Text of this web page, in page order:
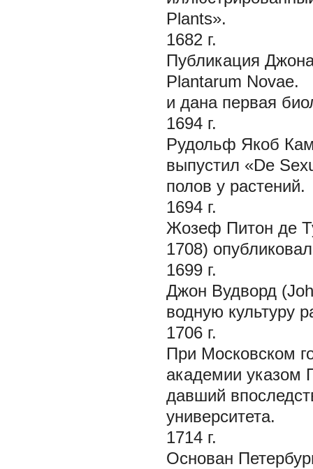
Plants».
1682 г.
Публикация
Plantarum Novae.
и дана первая
1694 г.
Рудольф Якоб
выпустил «De
полов у растений.
1694 г.
Жозеф Питон де
1708)
1699 г.
Джон Вудворд
водную культуру
1706 г.
При Московском
академии указом
давший
университета.
1714 г.
Основан